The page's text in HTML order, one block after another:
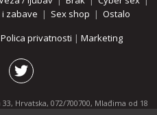
i zabave | Sex shop | Ostalo
Polica privatnosti | Marketing
Hrvatska, 072/700700, Mlađima od 18